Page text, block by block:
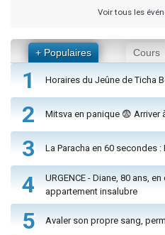
Voir tous les
+ Populaires Cours
1 Horaires du Jeûne de Ticha
2 Mitsva en panique 😨 Arriver
3 La Paracha en 60 secondes :
4
URGENCE - Diane, 80 ans,
appartement insalubre
5 Avaler son propre sang,